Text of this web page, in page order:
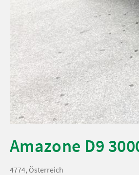
Amazone D9
4774, Österreich